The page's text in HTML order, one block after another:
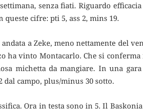
senza fiati. Riguardo
queste cifre: pti 5, ass 2, mins 19.
a Zeke, meno nettamente del
ha vinto Montacarlo. Che si
michetta da mangiare. In una
dal campo, plus/minus 30 sotto.
Ora in testa sono in 5. Il